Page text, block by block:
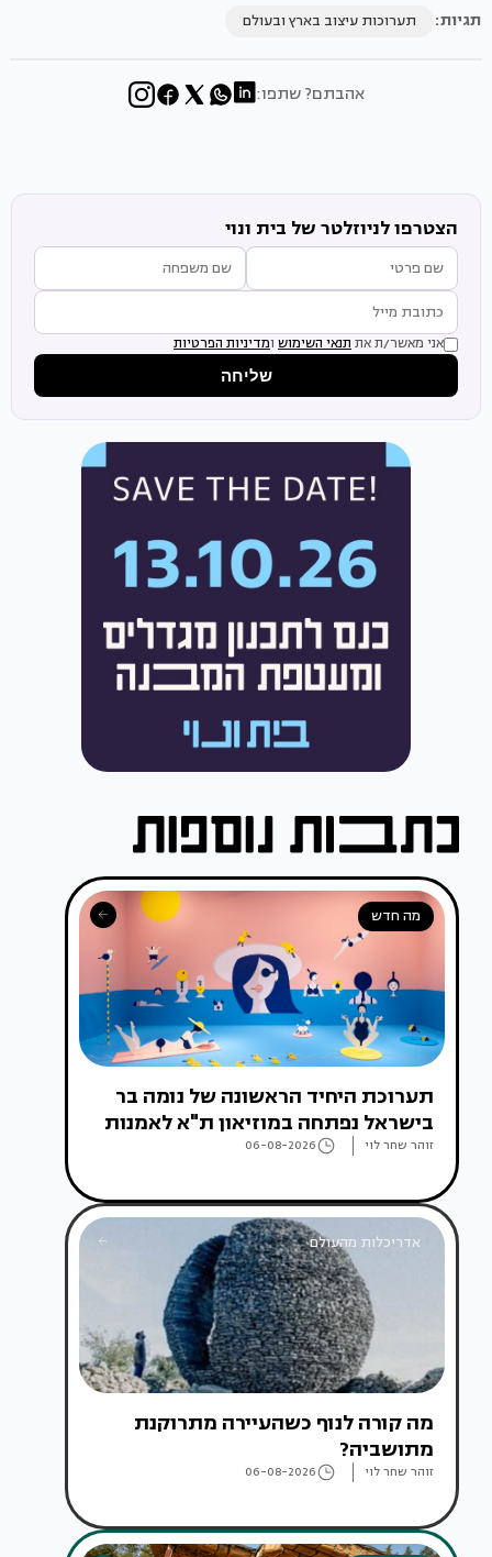
תגיות:
תערוכות עיצוב בארץ ובעולם
אהבתם? שתפו:
הצטרפו לניוזלטר של בית ונוי
אני מאשר/ת את תנאי השימוש ומדיניות הפרטיות
שליחה
מה חדש
תערוכת היחיד הראשונה של נומה בר
בישראל נפתחה במוזיאון ת"א לאמנות
זוהר שחר לוי 06-08-2026
אדריכלות מהעולם
מה קורה לנוף כשהעיירה מתרוקנת
מתושביה?
זוהר שחר לוי 06-08-2026